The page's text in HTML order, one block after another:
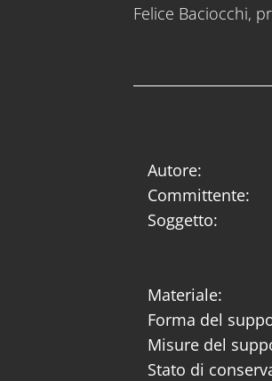
Felice Baciocchi,
Autore:
Committente:
Soggetto:
Materiale:
Forma del
Misure del
Stato di